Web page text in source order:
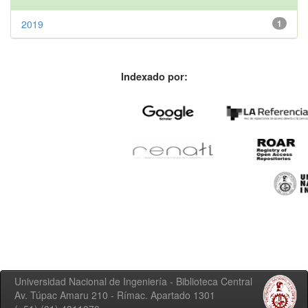
1
2019
Indexado por:
Universidad Nacional de Ingeniería - Biblioteca Central
Av. Túpac Amaru 210 - Rímac. Apartado 1301